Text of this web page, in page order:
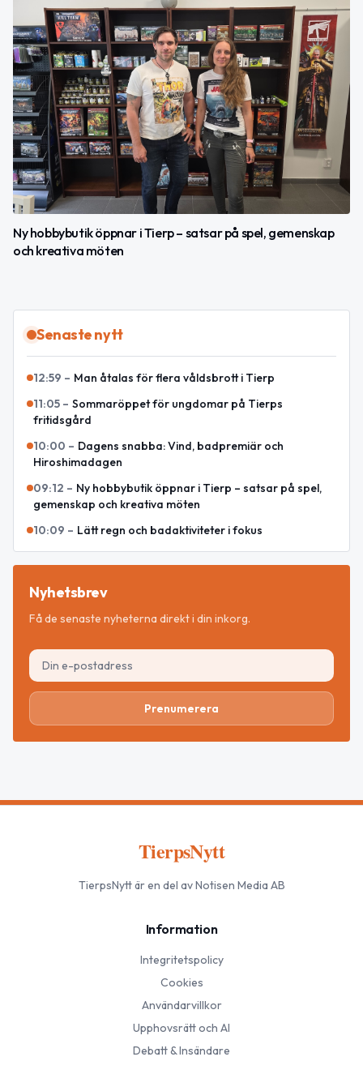
Ny hobbybutik öppnar i Tierp – satsar på spel, gemenskap
och kreativa möten
Senaste nytt
12:59 – Man åtalas för flera våldsbrott i Tierp
11:05 – Sommaröppet för ungdomar på Tierps
fritidsgård
10:00 – Dagens snabba: Vind, badpremiär och
Hiroshimadagen
09:12 – Ny hobbybutik öppnar i Tierp – satsar på spel,
gemenskap och kreativa möten
10:09 – Lätt regn och badaktiviteter i fokus
Nyhetsbrev
Få de senaste nyheterna direkt i din inkorg.
Prenumerera
TierpsNytt
TierpsNyttär en del av Notisen Media AB
Information
Integritetspolicy
Cookies
Användarvillkor
Upphovsrätt och AI
Debatt & Insändare